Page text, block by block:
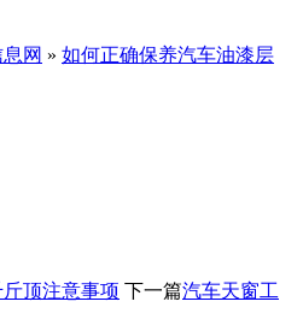
网 » 如何正确保养汽车油漆层
顶注意事项 下一篇汽车天窗工